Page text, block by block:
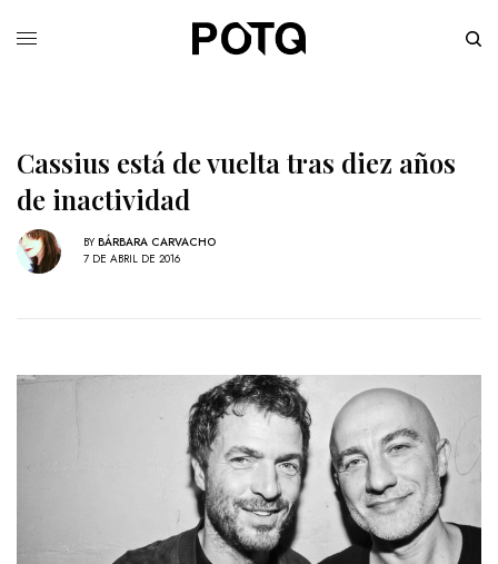
Cassius está de vuelta tras diez años
de inactividad
BY BÁRBARA CARVACHO
7 DE ABRIL DE 2016